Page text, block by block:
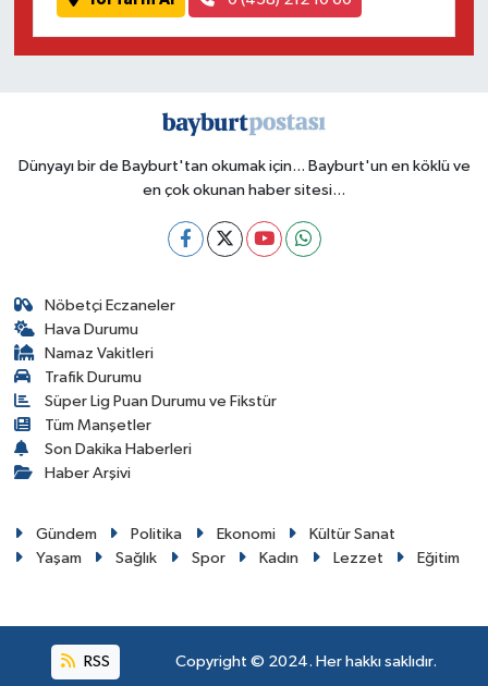
Dünyayı bir de Bayburt'tan okumak için... Bayburt'un en köklü ve
en çok okunan haber sitesi...
Nöbetçi Eczaneler
Hava Durumu
Namaz Vakitleri
Trafik Durumu
Süper Lig Puan Durumu ve Fikstür
Tüm Manşetler
Son Dakika Haberleri
Haber Arşivi
Gündem Politika Ekonomi
Kültür Sanat
Yaşam
Sağlık Spor Kadın Lezzet Eğitim
RSS Copyright © 2024. Her hakkı saklıdır.